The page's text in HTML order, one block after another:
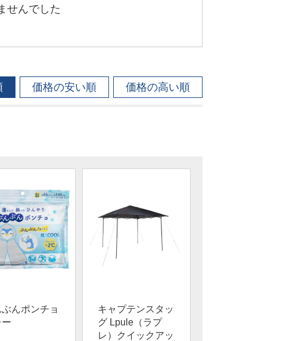
せんでした
価格の安い順 価格の高い順
んポンチョ
キャプテンスタッ
グ Lpule（ラプ
レ）クイックアッ